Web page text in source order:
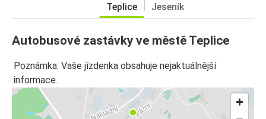
Teplice Jeseník
Autobusové zastávky ve městě Teplice
Poznámka: Vaše jízdenka obsahuje nejaktuálnější
informace.